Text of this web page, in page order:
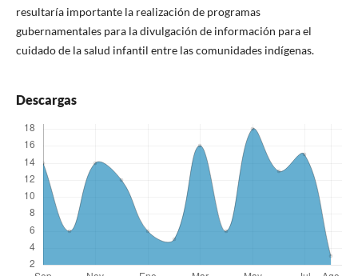
resultaría importante la realización de programas
gubernamentales para la divulgación de información para el
cuidado de la salud infantil entre las comunidades indígenas.
Descargas